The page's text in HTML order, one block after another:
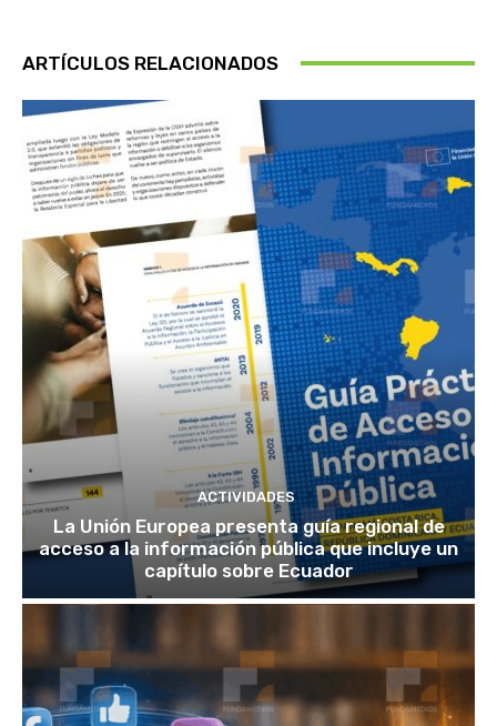
ARTÍCULOS RELACIONADOS
ACTIVIDADES
La Unión Europea presenta guía regional de
acceso a la información pública que incluye un
capítulo sobre Ecuador